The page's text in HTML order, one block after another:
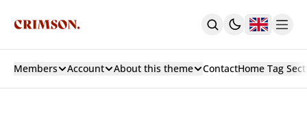
Home
Members Account About this theme ContactHome Tag